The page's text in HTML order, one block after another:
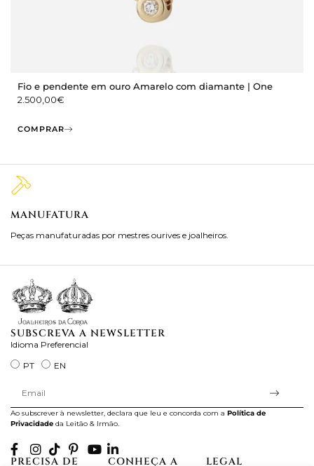
Fio e pendente em ouro Amarelo com diamante | One
2.500,00€
COMPRAR
MANUFATURA
Peças manufaturadas por mestres ourives e joalheiros.
SUBSCREVA A NEWSLETTER
Idioma Preferencial
PT
EN
Ao subscrever à newsletter, declara que leu e concorda com a Política de
Privacidade da Leitão & Irmão.
PRECISA DE CONHEÇA A LEGAL